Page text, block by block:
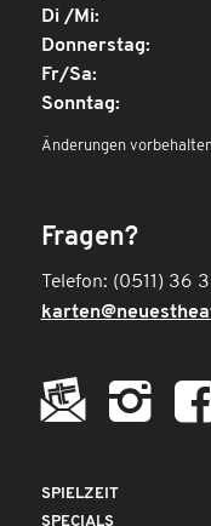
Di /Mi:
Donnerstag:
Fr/Sa:
Sonntag:
Änderungen
Fragen?
Telefon: (0511) 36
SPIELZEIT
SPECIALS